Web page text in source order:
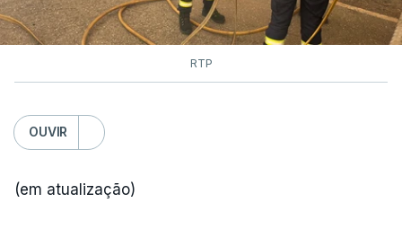
RTP
OUVIR
(em atualização)